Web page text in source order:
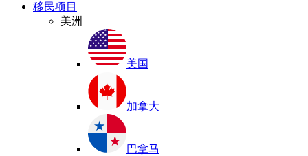
移民项目
美洲
美国
加拿大
巴拿马